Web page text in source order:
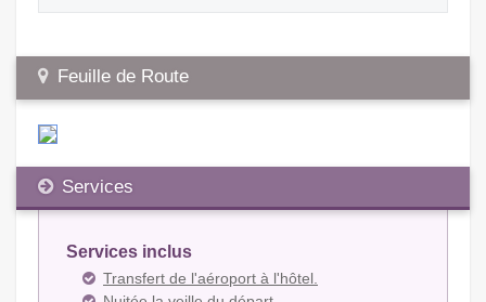
Feuille de Route
Services
Services inclus
Transfert de l'aéroport à l'hôtel.